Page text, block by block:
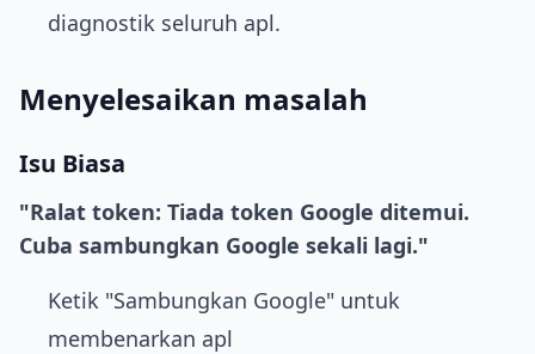
diagnostik seluruh apl.
Menyelesaikan masalah
Isu Biasa
"Ralat token: Tiada token Google ditemui.
Cuba sambungkan Google sekali lagi."
Ketik "Sambungkan Google" untuk
membenarkan apl